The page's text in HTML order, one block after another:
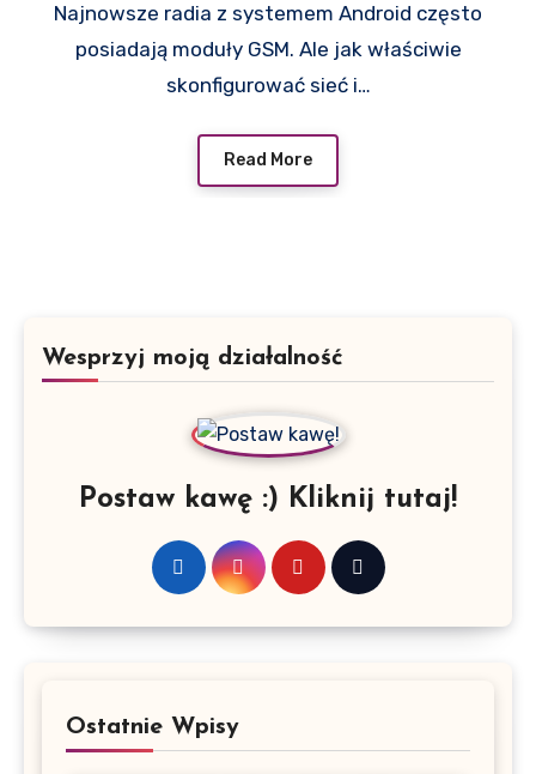
Najnowsze radia z systemem Android często
posiadają moduły GSM. Ale jak właściwie
skonfigurować sieć i…
Read More
Wesprzyj moją działalność
Postaw kawę :) Kliknij tutaj!
Ostatnie Wpisy